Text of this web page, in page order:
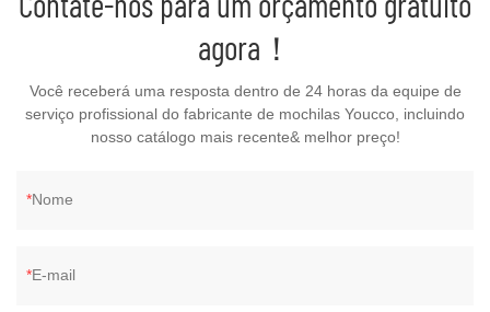
agora！
Você receberá uma resposta dentro de 24 horas da equipe de
serviço profissional do fabricante de mochilas Youcco, incluindo
nosso catálogo mais recente& melhor preço!
Nome
E-mail